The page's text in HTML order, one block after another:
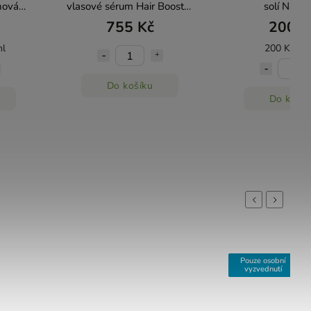
vlasové sérum Hair Booster
- 50 ml Kvítok
755 Kč
Do košíku
solí
200
200 Kč / 1
Do
Previous
Pouze osobní
vyzvednutí
Next